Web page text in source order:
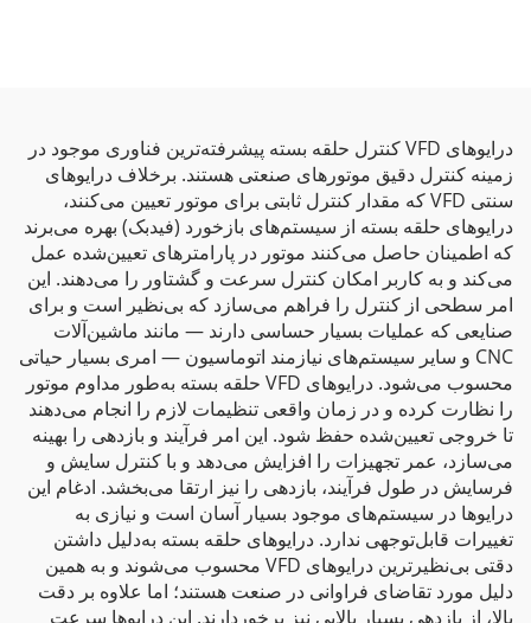
درایوهای VFD کنترل حلقه بسته پیشرفته‌ترین فناوری موجود در
زمینه کنترل دقیق موتورهای صنعتی هستند. برخلاف درایوهای
سنتی VFD که مقدار کنترل ثابتی برای موتور تعیین می‌کنند،
درایوهای حلقه بسته از سیستم‌های بازخورد (فیدبک) بهره می‌برند
که اطمینان حاصل می‌کنند موتور در پارامترهای تعیین‌شده عمل
می‌کند و به کاربر امکان کنترل سرعت و گشتاور را می‌دهند. این
امر سطحی از کنترل را فراهم می‌سازد که بی‌نظیر است و برای
صنایعی که عملیات بسیار حساسی دارند — مانند ماشین‌آلات
CNC و سایر سیستم‌های نیازمند اتوماسیون — امری بسیار حیاتی
محسوب می‌شود. درایوهای VFD حلقه بسته به‌طور مداوم موتور
را نظارت کرده و در زمان واقعی تنظیمات لازم را انجام می‌دهند
تا خروجی تعیین‌شده حفظ شود. این امر فرآیند و بازدهی را بهینه
می‌سازد، عمر تجهیزات را افزایش می‌دهد و با کنترل سایش و
فرسایش در طول فرآیند، بازدهی را نیز ارتقا می‌بخشد. ادغام این
درایوها در سیستم‌های موجود بسیار آسان است و نیازی به
تغییرات قابل‌توجهی ندارد. درایوهای حلقه بسته به‌دلیل داشتن
دقتی بی‌نظیرترین درایوهای VFD محسوب می‌شوند و به همین
دلیل مورد تقاضای فراوانی در صنعت هستند؛ اما علاوه بر دقت
بالا، از بازدهی بسیار بالایی نیز برخوردارند. این درایوها سرعت